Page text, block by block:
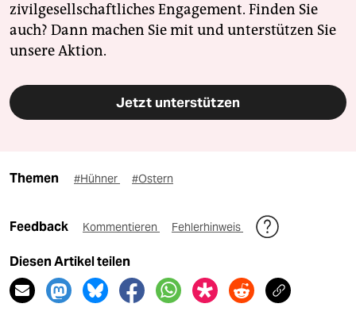
zivilgesellschaftliches Engagement. Finden Sie
auch? Dann machen Sie mit und unterstützen Sie
unsere Aktion.
Jetzt unterstützen
Themen #Hühner #Ostern
Feedback Kommentieren Fehlerhinweis
Diesen Artikel teilen